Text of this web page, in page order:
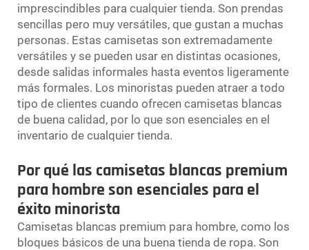
imprescindibles para cualquier tienda. Son prendas
sencillas pero muy versátiles, que gustan a muchas
personas. Estas camisetas son extremadamente
versátiles y se pueden usar en distintas ocasiones,
desde salidas informales hasta eventos ligeramente
más formales. Los minoristas pueden atraer a todo
tipo de clientes cuando ofrecen camisetas blancas
de buena calidad, por lo que son esenciales en el
inventario de cualquier tienda.
Por qué las camisetas blancas premium
para hombre son esenciales para el
éxito minorista
Camisetas blancas premium para hombre, como los
bloques básicos de una buena tienda de ropa. Son